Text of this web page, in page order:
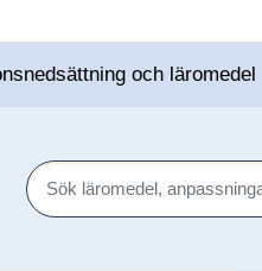
och läromedel
Sök